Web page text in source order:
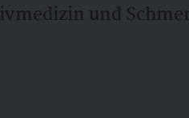
und